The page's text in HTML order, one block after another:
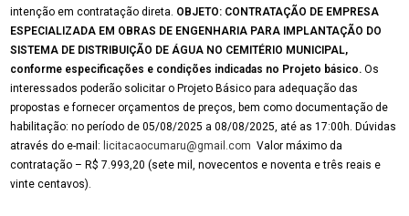
intenção em contratação direta. OBJETO: CONTRATAÇÃO DE EMPRESA
ESPECIALIZADA EM OBRAS DE ENGENHARIA PARA IMPLANTAÇÃO DO
SISTEMA DE DISTRIBUIÇÃO DE ÁGUA NO CEMITÉRIO MUNICIPAL,
conforme especificações e condições indicadas no Projeto básico. Os
interessados poderão solicitar o Projeto Básico para adequação das
propostas e fornecer orçamentos de preços, bem como documentação de
habilitação: no período de 05/08/2025 a 08/08/2025, até as 17:00h. Dúvidas
através do e-mail: licitacaocumaru@gmail.com Valor máximo da
contratação – R$ 7.993,20 (sete mil, novecentos e noventa e três reais e
vinte centavos).